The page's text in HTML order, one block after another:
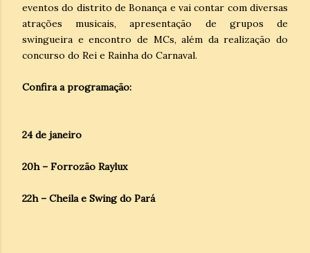
eventos do distrito de Bonança e vai contar com diversas
atrações musicais, apresentação de grupos de
swingueira e encontro de MCs, além da realização do
concurso do Rei e Rainha do Carnaval.
Confira a programação:
24 de janeiro
20h – Forrozão Raylux
22h – Cheila e Swing do Pará